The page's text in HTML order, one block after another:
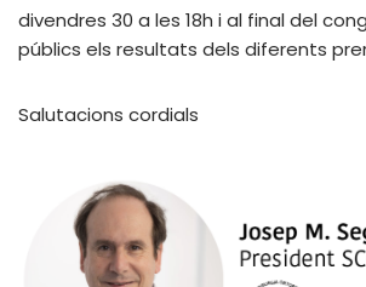
divendres 30 a les 18h i al final del
públics els resultats dels diferents
Salutacions cordials